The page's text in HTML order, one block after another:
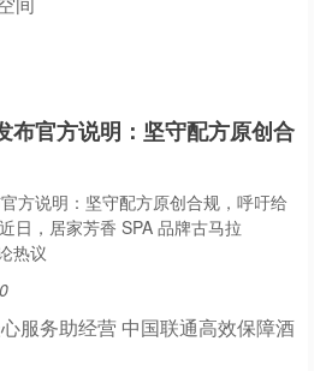
布官方说明：坚守配方原创合
方说明：坚守配方原创合规，呼吁给
日，居家芳香 SPA 品牌古马拉
热议